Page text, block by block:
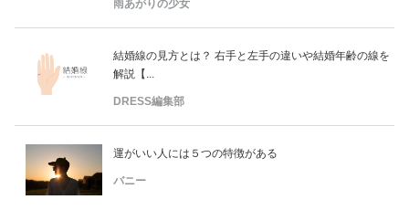
雨あがりの少女
結婚線の見方とは？ 右手と左手の違いや結婚年齢の線を
解説【...
DRESS編集部
運がいい人には５つの特徴がある
バニー